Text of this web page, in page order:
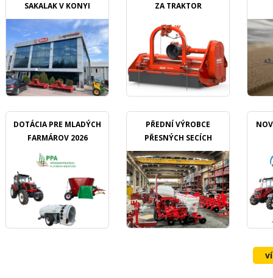
SAKALAK V KONYI
ZA TRAKTOR
DOTÁCIA PRE MLADÝCH
FARMÁROV 2026
PŘEDNÍ VÝROBCE
PŘESNÝCH SECÍCH
STROJŮ OZDOKEN